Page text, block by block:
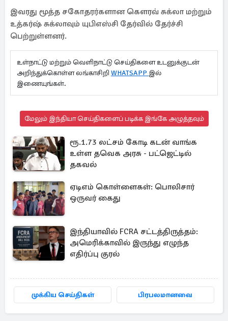
இவரது மூத்த சகோதரர்களான கௌரவ் சுக்லா மற்றும்
உத்கர்ஷ் சுக்லாவும் யுபிஎஸ்சி தேர்வில் தேர்ச்சி
பெற்றுள்ளனர்.
உள்நாட்டு மற்றும் வெளிநாட்டு செய்திகளை உடனுக்குடன்
அறிந்துக்கொள்ள லங்காசிறி WHATSAPP இல்
இணையுங்கள்.
மேலும் இந்தியா செய்திகளைப் படிக்க இங்கே அழுத்தவும்
ரூ.1.73 லட்சம் கோடி கடன் வாங்க
உள்ள தவெக அரசு - பட்ஜெட்டில்
தகவல்
ஏடிஎம் கொள்ளைகள்: பொலிசார்
ஒருவர் கைது
இந்தியாவில் FCRA சட்டத்திருத்தம்:
அமெரிக்காவில் இருந்து எழுந்த
எதிர்ப்பு குரல்
முக்கிய செய்திகள் பிரபலமானவை